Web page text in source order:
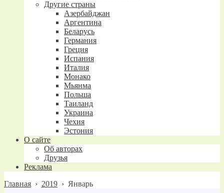
Другие страны
Азербайджан
Аргентина
Беларусь
Германия
Греция
Испания
Италия
Монако
Мьянма
Польша
Таиланд
Украина
Чехия
Эстония
О сайте
Об авторах
Друзья
Реклама
Главная › 2019 › Январь